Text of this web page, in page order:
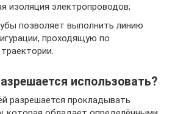
изоляция электропроводов;
позволяет выполнить линию
проходящую по
использовать?
разрешается прокладывать